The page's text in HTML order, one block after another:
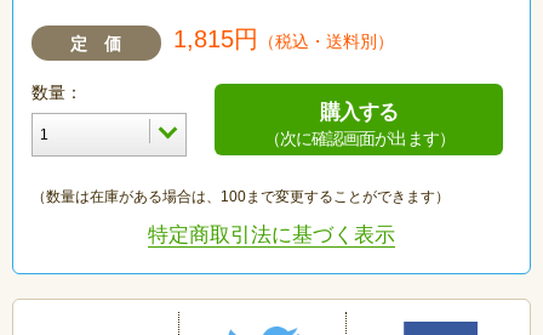
定 価 1,815円 （税込・送料別）
数量：
購入する
（次に確認画面が出ます）
（数量は在庫がある場合は、100まで変更することができます）
特定商取引法に基づく表示